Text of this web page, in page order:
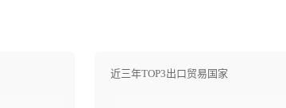
近三年TOP3出口贸易国家